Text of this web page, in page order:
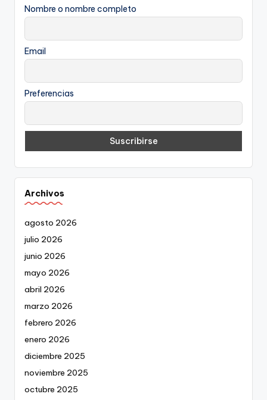
Nombre o nombre completo
Email
Preferencias
Archivos
agosto 2026
julio 2026
junio 2026
mayo 2026
abril 2026
marzo 2026
febrero 2026
enero 2026
diciembre 2025
noviembre 2025
octubre 2025